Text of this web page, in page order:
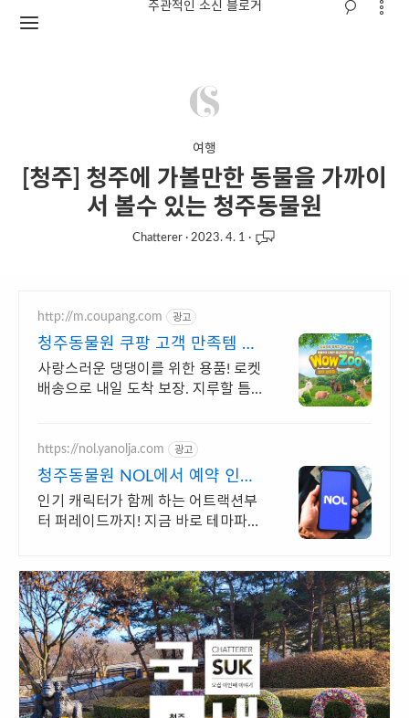
주관적인 소신 블로거
여행
[청주] 청주에 가볼만한 동물을 가까이
서 볼수 있는 청주동물원
Chatterer · 2023. 4. 1 ·
http://m.coupang.com 광고
청주동물원 쿠팡 고객 만족템 추
천
사랑스러운 댕댕이를 위한 용품! 로켓
배송으로 내일 도착 보장. 지루할 틈
https://nol.yanolja.com 광고
청주동물원 NOL에서 예약 인기
레저 매일 상시 할인
인기 캐릭터가 함께 하는 어트랙션부
터 퍼레이드까지! 지금 바로 테마파크